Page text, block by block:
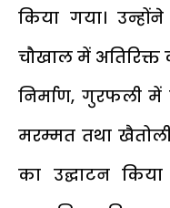
किया गया।
चौखाल में अतिरिक्त
निर्माण, गुरफली
मरम्मत तथा खैतोली
का उद्घाटन